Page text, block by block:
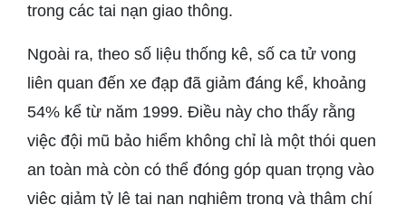
trong các tai nạn giao thông.
Ngoài ra, theo số liệu thống kê, số ca tử vong
liên quan đến xe đạp đã giảm đáng kể, khoảng
54% kể từ năm 1999. Điều này cho thấy rằng
việc đội mũ bảo hiểm không chỉ là một thói quen
an toàn mà còn có thể đóng góp quan trọng vào
việc giảm tỷ lệ tai nạn nghiêm trọng và thậm chí